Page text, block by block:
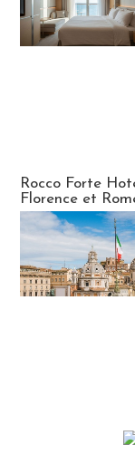
Rocco Forte
Florence et